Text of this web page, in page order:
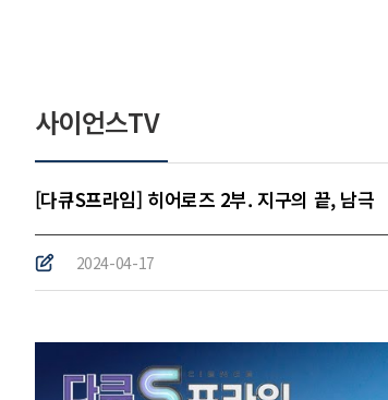
사이언스TV
[다큐S프라임] 히어로즈 2부. 지구의 끝, 남극
2024-04-17